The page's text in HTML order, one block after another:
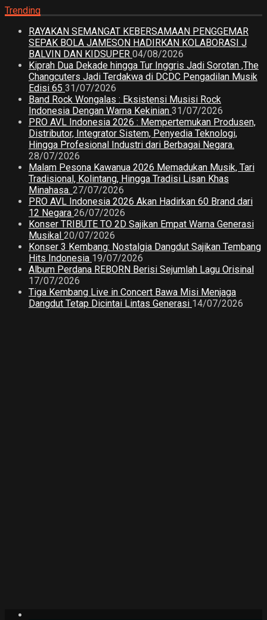
Trending
RAYAKAN SEMANGAT KEBERSAMAAN PENGGEMAR
SEPAK BOLA JAMESON HADIRKAN KOLABORASI J
BALVIN DAN KIDSUPER 04/08/2026
Kiprah Dua Dekade hingga Tur Inggris Jadi Sorotan ,The
Changcuters Jadi Terdakwa di DCDC Pengadilan Musik
Edisi 65 31/07/2026
Band Rock Wongalas : Eksistensi Musisi Rock
Indonesia Dengan Warna Kekinian 31/07/2026
PRO AVL Indonesia 2026 : Mempertemukan Produsen,
Distributor, Integrator Sistem, Penyedia Teknologi,
Hingga Profesional Industri dari Berbagai Negara.
28/07/2026
Malam Pesona Kawanua 2026 Memadukan Musik, Tari
Tradisional, Kolintang, Hingga Tradisi Lisan Khas
Minahasa. 27/07/2026
PRO AVL Indonesia 2026 Akan Hadirkan 60 Brand dari
12 Negara 26/07/2026
Konser TRIBUTE TO 2D Sajikan Empat Warna Generasi
Musikal 20/07/2026
Konser 3 Kembang: Nostalgia Dangdut Sajikan Tembang
Hits Indonesia 19/07/2026
Album Perdana REBORN Berisi Sejumlah Lagu Orisinal
17/07/2026
Tiga Kembang Live in Concert Bawa Misi Menjaga
Dangdut Tetap Dicintai Lintas Generasi 14/07/2026